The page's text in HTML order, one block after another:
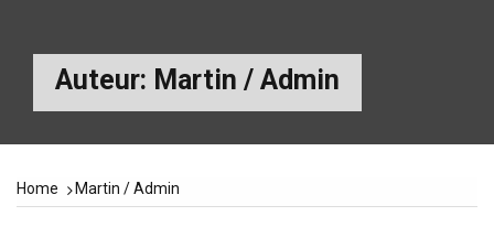
Auteur: Martin / Admin
Home Martin / Admin